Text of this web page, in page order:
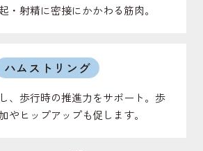
・射精に密接にかかわる筋肉。
ハムストリング
、歩行時の推進力をサポート。歩
やヒップアップも促します。